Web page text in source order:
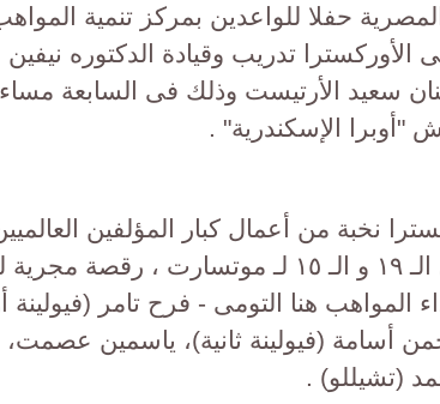
المصرية حفلا للواعدين بمركز تنمية
تدريب وقيادة الدكتوره نيفين
الإسكندرية" .
نخبة من أعمال كبار المؤلفين
- الرباعى الوترى الـ ١٩ و الـ ١٥ لـ
المواهب هنا التومى - فرح تامر
أسامة (فيولينة ثانية)، ياسمين عصمت،
(تشيللو) .